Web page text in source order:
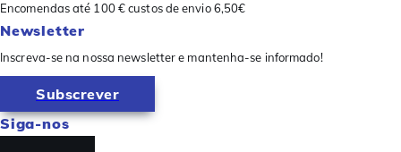
Encomendas até 100 € custos de envio 6,50€
Newsletter
Inscreva-se na nossa newsletter e mantenha-se informado!
Subscrever
Siga-nos